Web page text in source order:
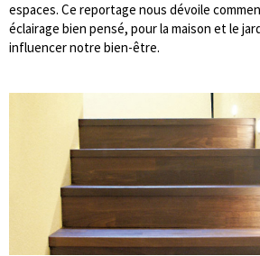
espaces. Ce reportage nous dévoile
éclairage bien pensé, pour la maison et le
influencer notre bien-être.